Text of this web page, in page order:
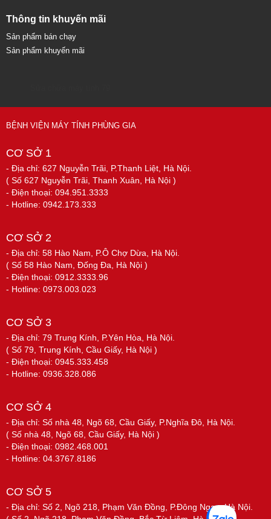
Thông tin khuyến mãi
Sản phẩm bán chạy
Sản phẩm khuyến mãi
BỆNH VIỆN MÁY TÍNH PHÙNG GIA
CƠ SỞ 1
- Địa chỉ: 627 Nguyễn Trãi, P.Thanh Liệt, Hà Nội.
( Số 627 Nguyễn Trãi, Thanh Xuân, Hà Nội )
- Điện thoại: 094.951.3333
- Hotline: 0942.173.333
CƠ SỞ 2
- Địa chỉ: 58 Hào Nam, P.Ô Chợ Dừa, Hà Nội.
( Số 58 Hào Nam, Đống Đa, Hà Nội )
- Điện thoại: 0912.3333.96
- Hotline: 0973.003.023
CƠ SỞ 3
- Địa chỉ: 79 Trung Kính, P.Yên Hòa, Hà Nội.
( Số 79, Trung Kính, Cầu Giấy, Hà Nội )
- Điện thoại: 0945.333.458
- Hotline: 0936.328.086
CƠ SỞ 4
- Địa chỉ: Số nhà 48, Ngõ 68, Cầu Giấy, P.Nghĩa Đô, Hà Nội.
( Số nhà 48, Ngõ 68, Cầu Giấy, Hà Nội )
- Điện thoại: 0982.468.001
- Hotline: 04.3767.8186
CƠ SỞ 5
- Địa chỉ: Số 2, Ngõ 218, Phạm Văn Đồng, P.Đông Ngạc, Hà Nội.